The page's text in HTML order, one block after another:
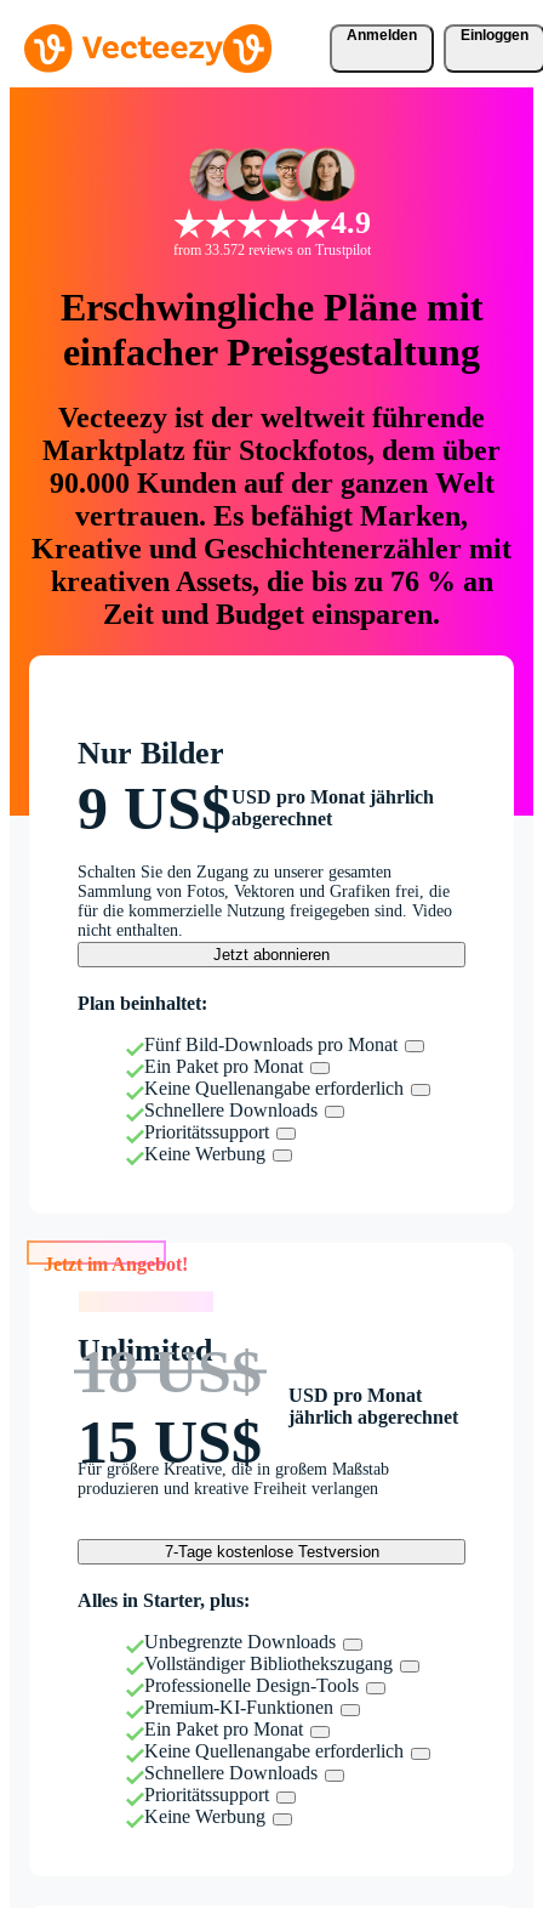
Anmelden Einloggen
4.9
from 33.572 reviews on Trustpilot
Erschwingliche Pläne mit
einfacher Preisgestaltung
Vecteezy ist der weltweit führende
Marktplatz für Stockfotos, dem über
90.000 Kunden auf der ganzen Welt
vertrauen. Es befähigt Marken,
Kreative und Geschichtenerzähler mit
kreativen Assets, die bis zu 76 % an
Zeit und Budget einsparen.
Nur Bilder
9 US$USD pro Monat jährlich
abgerechnet
Schalten Sie den Zugang zu unserer gesamten
Sammlung von Fotos, Vektoren und Grafiken frei, die
für die kommerzielle Nutzung freigegeben sind. Video
nicht enthalten.
Jetzt abonnieren
Plan beinhaltet:
Fünf Bild-Downloads pro Monat
Ein Paket pro Monat
Keine Quellenangabe erforderlich
Schnellere Downloads
Prioritätssupport
Keine Werbung
Jetzt im Angebot!
Unlimited
18 US$
15 US$
USD pro Monat
jährlich abgerechnet
Für größere Kreative, die in großem Maßstab
produzieren und kreative Freiheit verlangen
7-Tage kostenlose Testversion
Alles in Starter, plus:
Unbegrenzte Downloads
Vollständiger Bibliothekszugang
Professionelle Design-Tools
Premium-KI-Funktionen
Ein Paket pro Monat
Keine Quellenangabe erforderlich
Schnellere Downloads
Prioritätssupport
Keine Werbung